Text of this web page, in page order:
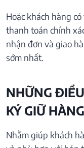
Hoặc khách hàng
thanh toán chính
nhận đơn và giao
sớm nhất.
NHỮNG
KÝ GIỮ
Nhằm giúp khách